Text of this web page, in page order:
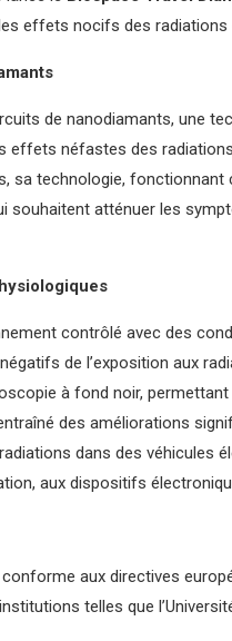
effets nocifs des
de nanodiamants, une
néfastes des
sa technologie,
atténuer les
contrôlé avec des
de l’exposition aux
à fond noir,
des améliorations
dans des véhicules
aux dispositifs
aux directives
telles que